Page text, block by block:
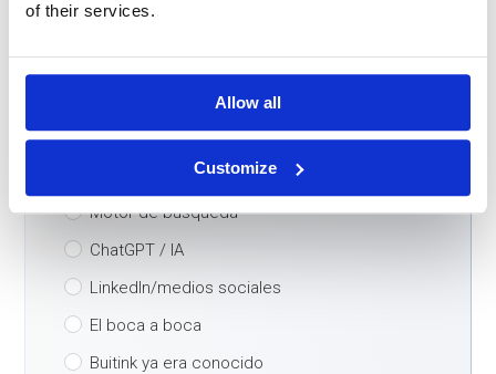
of their services.
Allow all
Customize
Correo electrónico
¿Cómo encontró nuestra empresa?
Motor de búsqueda
ChatGPT / IA
LinkedIn/medios sociales
El boca a boca
Buitink ya era conocido